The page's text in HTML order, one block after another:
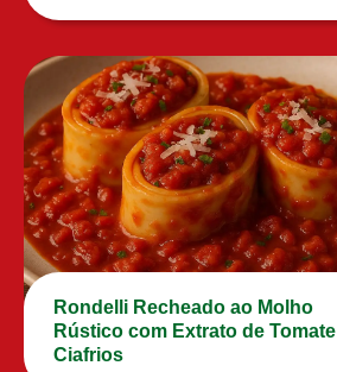
Rondelli Recheado ao Molho
Rústico com Extrato de Tomate
Ciafrios